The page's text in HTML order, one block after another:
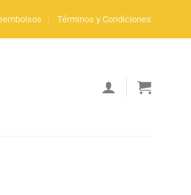
Términos y Condiciones